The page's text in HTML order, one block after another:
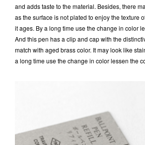
and adds taste to the material. Besides, there
as the surface is not plated to enjoy the texture
it ages. By a long time use the change in color
And this pen has a clip and cap with the
match with aged brass color. It may look like
a long time use the change in color lessen the